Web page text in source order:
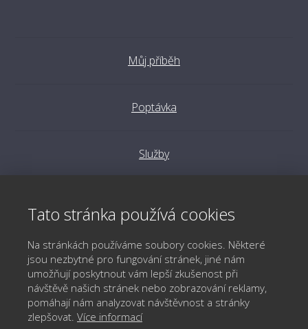
Můj příběh
Poptávka
Služby
Aktuality
OOÚ a GDPR
Tato stránka používá cookies
Na stránkách používáme soubory cookies. Některé
jsou nezbytné pro fungování stránek, jiné nám
umožňují poskytnout vám lepší zkušenost při
návštěvě našich stránek nebo zobrazování reklamy,
pomáhají nám analyzovat návštěvnost a stránky
zlepšovat. Více informací